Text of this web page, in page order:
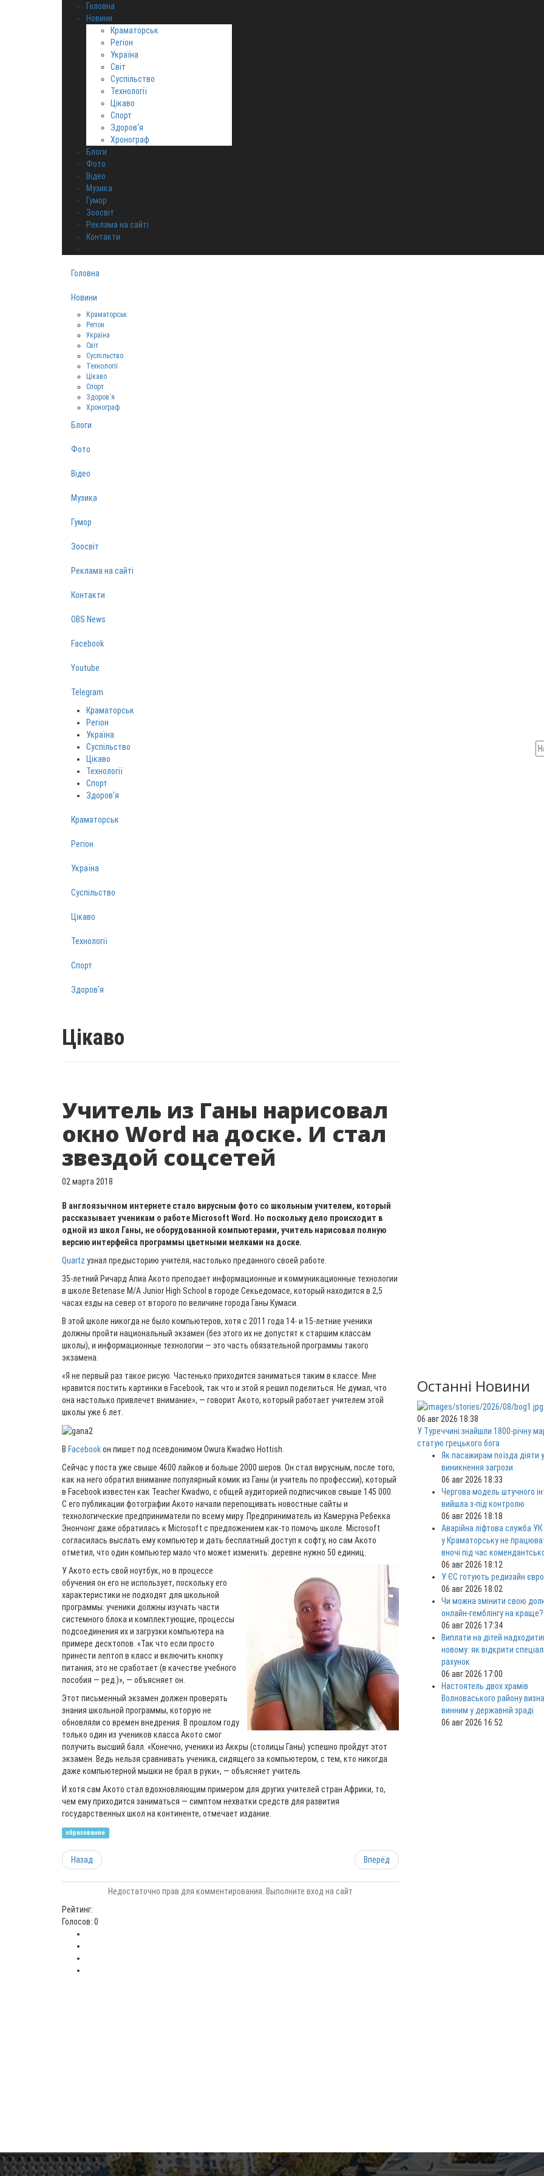
Головна
Новини
Краматорськ
Регіон
Україна
Світ
Суспільство
Технології
Цікаво
Спорт
Здоров‘я
Хронограф
Блоги
Фото
Відео
Музика
Гумор
Зоосвіт
Реклама на сайті
Контакти
Головна
Новини
Краматорськ
Регіон
Україна
Світ
Суспільство
Технології
Цікаво
Спорт
Здоров‘я
Хронограф
Блоги
Фото
Відео
Музика
Гумор
Зоосвіт
Реклама на сайті
Контакти
OBS News
Facebook
Youtube
Telegram
Краматорськ
Регіон
Україна
Суспільство
Цікаво
Технології
Спорт
Здоров‘я
Краматорськ
Регіон
Україна
Суспільство
Цікаво
Технології
Спорт
Здоров‘я
Цікаво
Учитель из Ганы нарисовал
окно Word на доске. И стал
звездой соцсетей
02 марта 2018
В англоязычном интернете стало вирусным фото со школьным учителем, который
рассказывает ученикам о работе Microsoft Word. Но поскольку дело происходит в
одной из школ Ганы, не оборудованной компьютерами, учитель нарисовал полную
версию интерфейса программы цветными мелками на доске.
Quartz узнал предысторию учителя, настолько преданного своей работе.
35-летний Ричард Апиа Акото преподает информационные и коммуникационные технологии
в школе Betenase M/A Junior High School в городе Секьедомасе, который находится в 2,5
часах езды на север от второго по величине города Ганы Кумаси.
В этой школе никогда не было компьютеров, хотя с 2011 года 14- и 15-летние ученики
должны пройти национальный экзамен (без этого их не допустят к старшим классам
школы), и информационные технологии — это часть обязательной программы такого
экзамена.
«Я не первый раз такое рисую. Частенько приходится заниматься таким в классе. Мне
нравится постить картинки в Facebook, так что и этой я решил поделиться. Не думал, что
она настолько привлечет внимание», — говорит Акото, который работает учителем этой
школы уже 6 лет.
В Facebookон пишет под псевдонимом Owura Kwadwo Hottish.
Сейчас у поста уже свыше 4600 лайков и больше 2000 шеров. Он стал вирусным, после того,
как на него обратил внимание популярный комик из Ганы (и учитель по профессии), который
в Facebook известен как Teacher Kwadwо, с общей аудиторией подписчиков свыше 145 000.
С его публикации фотографии Акото начали перепощивать новостные сайты и
технологические предприниматели по всему миру. Предприниматель из Камеруна Ребекка
Энончонг даже обратилась к Microsoft с предложением как-то помочь школе. Microsoft
согласилась выслать ему компьютер и дать бесплатный доступ к софту, но сам Акото
отметил, что один компьютер мало что может изменить: деревне нужно 50 единиц.
У Акото есть свой ноутбук, но в процессе
обучения он его не использует, поскольку его
характеристики не подходят для школьной
программы: ученики должны изучать части
системного блока и комплектующие, процессы
подсоединения их и загрузки компьютера на
примере десктопов. «Так что если просто
принести лептоп в класс и включить кнопку
питания, это не сработает (в качестве учебного
пособия — ред.)», — объясняет он.
Этот письменный экзамен должен проверять
знания школьной программы, которую не
обновляли со времен внедрения. В прошлом году
только один из учеников класса Акото смог
получить высший балл. «Конечно, ученики из Аккры (столицы Ганы) успешно пройдут этот
экзамен. Ведь нельзя сравнивать ученика, сидящего за компьютером, с тем, кто никогда
даже компьютерной мышки не брал в руки», — объясняет учитель.
И хотя сам Акото стал вдохновляющим примером для других учителей стран Африки, то,
чем ему приходится заниматься — симптом нехватки средств для развития
государственных школ на континенте, отмечает издание.
образование
Назад Вперёд
Недостаточно прав для комментирования. Выполните вход на сайт
Рейтинг:
Голосов: 0
Останні Новини
06 авг 2026 18:38
У Туреччині знайшли 1800-річну
статую грецького бога
Як пасажирам поїзда діяти у
виникнення загрози
06 авг 2026 18:33
Чергова модель штучного
вийшла з-під контролю
06 авг 2026 18:18
Аварійна ліфтова служба УК
у Краматорську не
вночі під час
06 авг 2026 18:12
У ЄС готують редизайн євро
06 авг 2026 18:02
Чи можна змінити свою
онлайн-гемблінгу на краще?
06 авг 2026 17:34
Виплати на дітей
новому: як відкрити
рахунок
06 авг 2026 17:00
Настоятель двох храмів
Волноваського району
винним у державній зраді
06 авг 2026 16:52